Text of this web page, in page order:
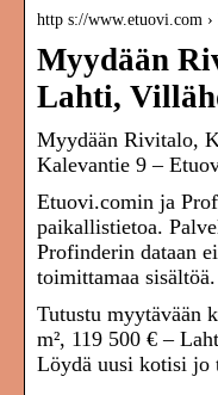
http s://www.etuovi.com ›
Myydään
Lahti,
Myydään Rivitalo,
Kalevantie 9 –
Etuovi.comin ja
paikallistietoa.
Profinderin dataan
toimittamaa
Tutustu myytävään
m², 119 500 € –
Löydä uusi kotisi jo